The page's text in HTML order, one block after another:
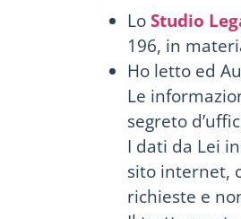
LoStudio
196, in
Ho letto ed
Le
segreto
I dati da Lei
sito internet,
richieste e